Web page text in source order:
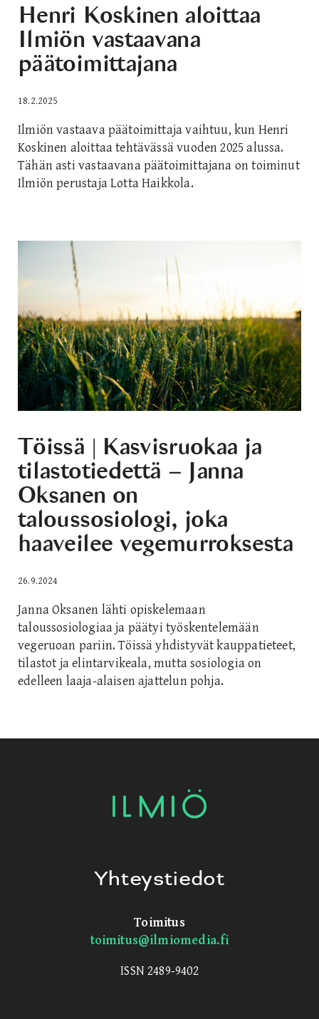
Henri Koskinen aloittaa
Ilmiön vastaavana
päätoimittajana
18.2.2025
Ilmiön vastaava päätoimittaja vaihtuu, kun Henri
Koskinen aloittaa tehtävässä vuoden 2025 alussa.
Tähän asti vastaavana päätoimittajana on toiminut
Ilmiön perustaja Lotta Haikkola.
Töissä | Kasvisruokaa ja
tilastotiedettä – Janna
Oksanen on
taloussosiologi, joka
haaveilee vegemurroksesta
26.9.2024
Janna Oksanen lähti opiskelemaan
taloussosiologiaa ja päätyi työskentelemään
vegeruoan pariin. Töissä yhdistyvät kauppatieteet,
tilastot ja elintarvikeala, mutta sosiologia on
edelleen laaja-alaisen ajattelun pohja.
Yhteystiedot
Toimitus
toimitus@ilmiomedia.fi
ISSN 2489-9402